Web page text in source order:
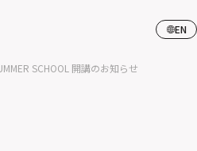
EN
SCHOOL 開講のお知らせ